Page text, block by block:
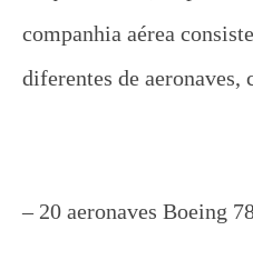
companhia aérea
diferentes de aeronaves,
– 20 aeronaves Boeing